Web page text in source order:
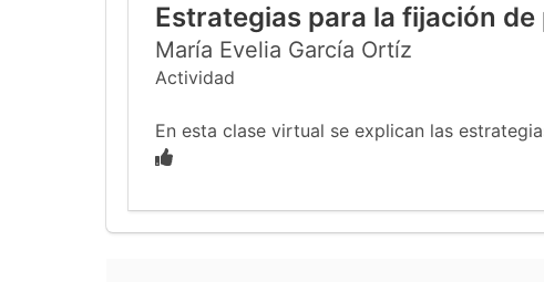
Estrategias para la fijación
María Evelia García Ortíz
Actividad
En esta clase virtual se explican las